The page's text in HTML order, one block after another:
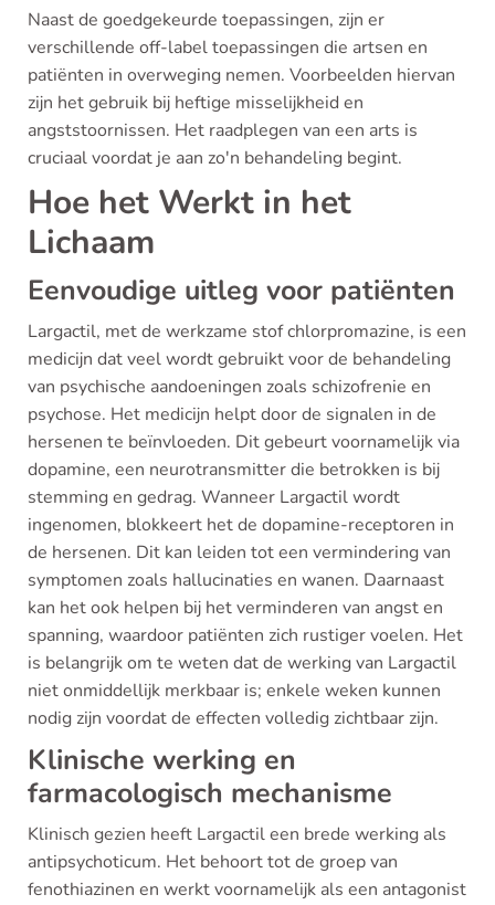
Naast de goedgekeurde toepassingen, zijn er
verschillende off-label toepassingen die artsen en
patiënten in overweging nemen. Voorbeelden hiervan
zijn het gebruik bij heftige misselijkheid en
angststoornissen. Het raadplegen van een arts is
cruciaal voordat je aan zo'n behandeling begint.
Hoe het Werkt in het
Lichaam
Eenvoudige uitleg voor patiënten
Largactil, met de werkzame stof chlorpromazine, is een
medicijn dat veel wordt gebruikt voor de behandeling
van psychische aandoeningen zoals schizofrenie en
psychose. Het medicijn helpt door de signalen in de
hersenen te beïnvloeden. Dit gebeurt voornamelijk via
dopamine, een neurotransmitter die betrokken is bij
stemming en gedrag. Wanneer Largactil wordt
ingenomen, blokkeert het de dopamine-receptoren in
de hersenen. Dit kan leiden tot een vermindering van
symptomen zoals hallucinaties en wanen. Daarnaast
kan het ook helpen bij het verminderen van angst en
spanning, waardoor patiënten zich rustiger voelen. Het
is belangrijk om te weten dat de werking van Largactil
niet onmiddellijk merkbaar is; enkele weken kunnen
nodig zijn voordat de effecten volledig zichtbaar zijn.
Klinische werking en
farmacologisch mechanisme
Klinisch gezien heeft Largactil een brede werking als
antipsychoticum. Het behoort tot de groep van
fenothiazinen en werkt voornamelijk als een antagonist